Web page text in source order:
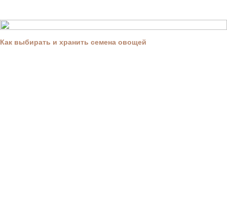
Как выбирать и хранить семена овощей